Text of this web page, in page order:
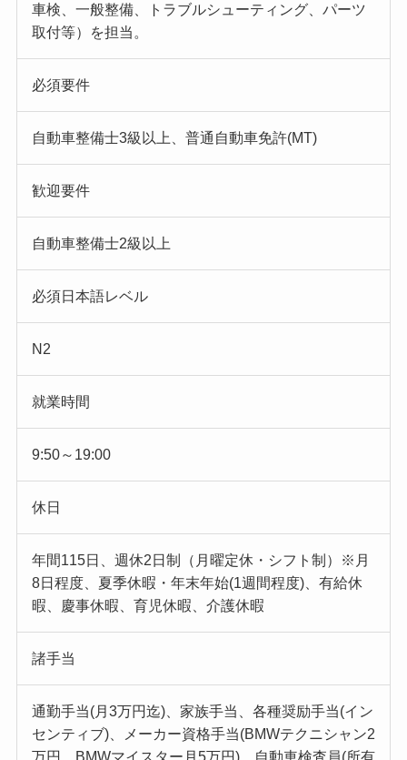
車検、一般整備、トラブルシューティング、パーツ
取付等）を担当。
必須要件
自動車整備士3級以上、普通自動車免許(MT)
歓迎要件
自動車整備士2級以上
必須日本語レベル
N2
就業時間
9:50～19:00
休日
年間115日、週休2日制（月曜定休・シフト制）※月
8日程度、夏季休暇・年末年始(1週間程度)、有給休
暇、慶事休暇、育児休暇、介護休暇
諸手当
通勤手当(月3万円迄)、家族手当、各種奨励手当(イン
センティブ)、メーカー資格手当(BMWテクニシャン2
万円、BMWマイスター月5万円)、自動車検査員(所有